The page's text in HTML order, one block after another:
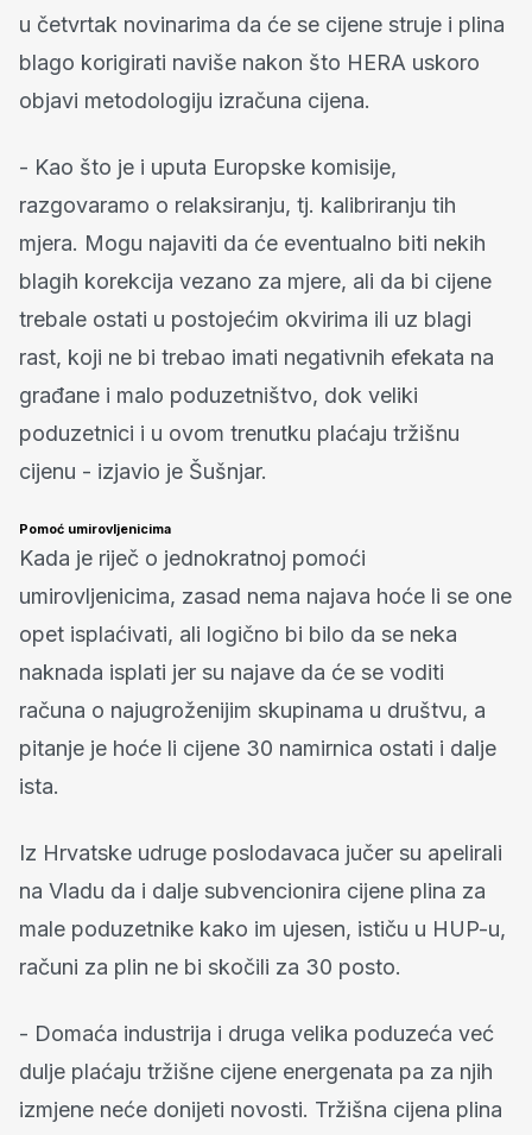
u četvrtak novinarima da će se cijene struje i plina
blago korigirati naviše nakon što HERA uskoro
objavi metodologiju izračuna cijena.
- Kao što je i uputa Europske komisije,
razgovaramo o relaksiranju, tj. kalibriranju tih
mjera. Mogu najaviti da će eventualno biti nekih
blagih korekcija vezano za mjere, ali da bi cijene
trebale ostati u postojećim okvirima ili uz blagi
rast, koji ne bi trebao imati negativnih efekata na
građane i malo poduzetništvo, dok veliki
poduzetnici i u ovom trenutku plaćaju tržišnu
cijenu - izjavio je Šušnjar.
Pomoć umirovljenicima
Kada je riječ o jednokratnoj pomoći
umirovljenicima, zasad nema najava hoće li se one
opet isplaćivati, ali logično bi bilo da se neka
naknada isplati jer su najave da će se voditi
računa o najugroženijim skupinama u društvu, a
pitanje je hoće li cijene 30 namirnica ostati i dalje
ista.
Iz Hrvatske udruge poslodavaca jučer su apelirali
na Vladu da i dalje subvencionira cijene plina za
male poduzetnike kako im ujesen, ističu u HUP-u,
računi za plin ne bi skočili za 30 posto.
- Domaća industrija i druga velika poduzeća već
dulje plaćaju tržišne cijene energenata pa za njih
izmjene neće donijeti novosti. Tržišna cijena plina